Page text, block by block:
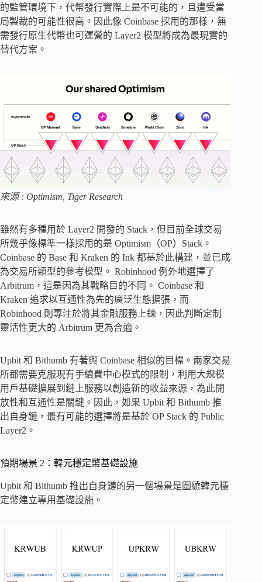
的監管環境下，代幣發行實際上是不可能的，且遭受當
局製裁的可能性很高。因此像 Coinbase 採用的那樣，無
需發行原生代幣也可運營的 Layer2 模型將成為最現實的
替代方案。
來源 : Optimism, Tiger Research
雖然有多種用於 Layer2 開發的 Stack，但目前全球交易
所幾乎像標準一樣採用的是 Optimism（OP）Stack。
Coinbase 的 Base 和 Kraken 的 Ink 都基於此構建，並已成
為交易所類型的參考模型。 Robinhood 例外地選擇了
Arbitrum，這是因為其戰略目的不同。 Coinbase 和
Kraken 追求以互通性為先的廣泛生態擴張，而
Robinhood 則專注於將其金融服務上鍊，因此判斷定制
靈活性更大的 Arbitrum 更為合適。
Upbit 和 Bithumb 有著與 Coinbase 相似的目標。兩家交易
所都需要克服現有手續費中心模式的限制，利用大規模
用戶基礎擴展到鏈上服務以創造新的收益來源，為此開
放性和互通性是關鍵。因此，如果 Upbit 和 Bithumb 推
出自身鏈，最有可能的選擇將是基於 OP Stack 的 Public
Layer2。
預期場景 2：韓元穩定幣基礎設施
Upbit 和 Bithumb 推出自身鏈的另一個場景是圍繞韓元穩
定幣建立專用基礎設施。